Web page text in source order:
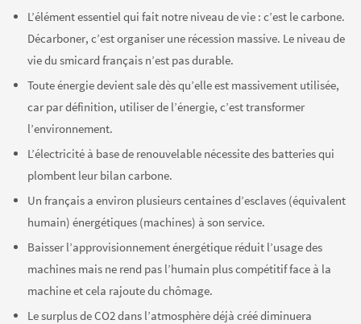
L’élément essentiel qui fait notre niveau de vie : c’est le carbone.
Décarboner, c’est organiser une récession massive. Le niveau de
vie du smicard français n’est pas durable.
Toute énergie devient sale dès qu’elle est massivement utilisée,
car par définition, utiliser de l’énergie, c’est transformer
l’environnement.
L’électricité à base de renouvelable nécessite des batteries qui
plombent leur bilan carbone.
Un français a environ plusieurs centaines d’esclaves (équivalent
humain) énergétiques (machines) à son service.
Baisser l’approvisionnement énergétique réduit l’usage des
machines mais ne rend pas l’humain plus compétitif face à la
machine et cela rajoute du chômage.
Le surplus de CO2 dans l’atmosphère déjà créé diminuera